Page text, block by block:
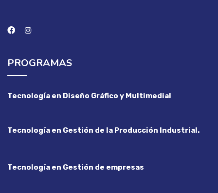
PROGRAMAS
Tecnología en Diseño Gráfico y Multimedial
Tecnología en Gestión de la Producción Industrial.
Tecnología en Gestión de empresas